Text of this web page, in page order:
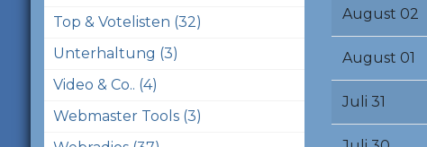
Top & Votelisten (32)
Unterhaltung (3)
Video & Co.. (4)
Webmaster Tools (3)
August 02
August 01
Juli 31